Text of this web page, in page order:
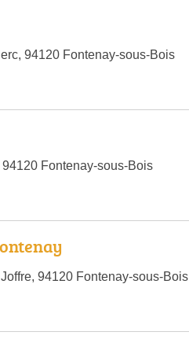
94120 Fontenay-sous-Bois
Fontenay-sous-Bois
94120 Fontenay-sous-Bois